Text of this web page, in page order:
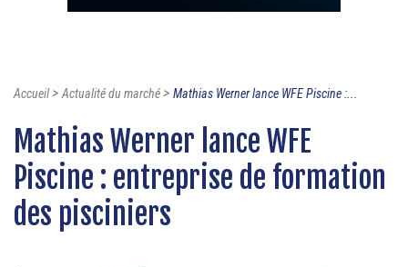
Accueil>Actualité du marché> Mathias Werner lance WFE Piscine :...
Mathias Werner lance WFE
Piscine : entreprise de formation
des pisciniers